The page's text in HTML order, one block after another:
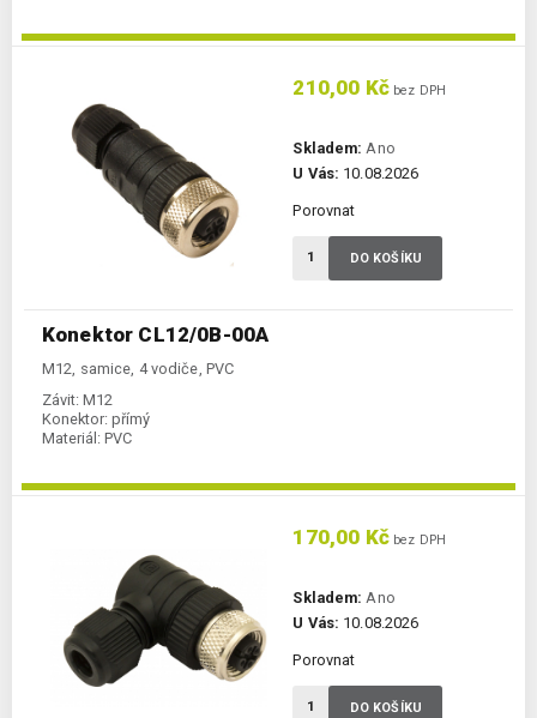
Konektor CL12/0B-00A
M12, samice, 4 vodiče, PVC
Závit: M12
Konektor: přímý
Materiál: PVC
210,00 Kč bez DPH
Skladem: Ano
U Vás: 10.08.2026
Porovnat
DO KOŠÍKU
170,00 Kč bez DPH
Skladem: Ano
U Vás: 10.08.2026
Porovnat
DO KOŠÍKU